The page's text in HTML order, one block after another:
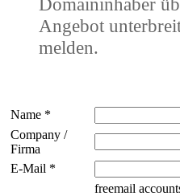
Angebot
melden.
Name *
Company /
Firma
E-Mail *
freemail